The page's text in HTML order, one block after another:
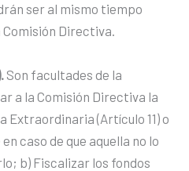
ser al mismo tiempo
Directiva.
Son facultades de la
a la Comisión Directiva la
Extraordinaria (Artículo 11) o
caso de que aquella no lo
b) Fiscalizar los fondos